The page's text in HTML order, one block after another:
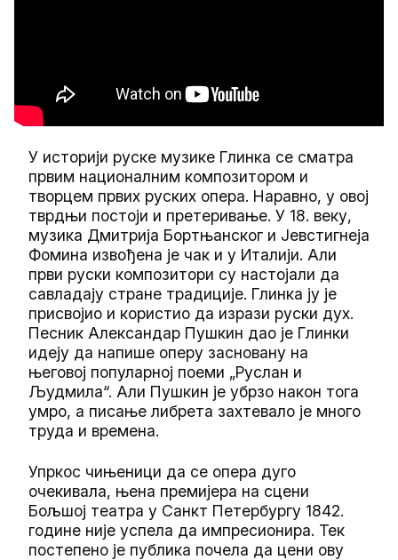
У историји руске музике Глинка се сматра
првим националним композитором и
творцем првих руских опера. Наравно, у овој
тврдњи постоји и претеривање. У 18. веку,
музика Дмитрија Бортњанског и Јевстигнеја
Фомина извођена је чак и у Италији. Али
први руски композитори су настојали да
савладају стране традиције. Глинка ју је
присвојио и користио да изрази руски дух.
Песник Александар Пушкин дао је Глинки
идеју да напише оперу засновану на
његовој популарној поеми „Руслан и
Људмила“. Али Пушкин је убрзо након тога
умро, а писање либрета захтевало је много
труда и времена.
Упркос чињеници да се опера дуго
очекивала, њена премијера на сцени
Бољшој театра у Санкт Петербургу 1842.
године није успела да импресионира. Тек
постепено је публика почела да цени ову